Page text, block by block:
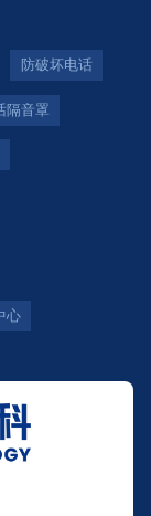
防破坏电话
隔音罩
心